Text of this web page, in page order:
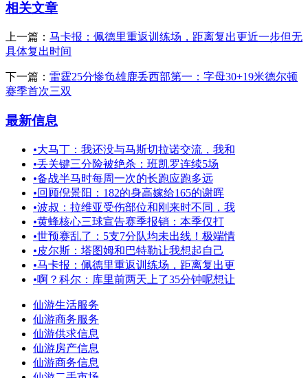
相关文章
上一篇： 马卡报：佩德里重返训练场，距离复出更近一步但无
具体复出时间
下一篇： 雷霆25分惨负雄鹿丢西部第一：字母30+19米德尔顿
赛季首次三双
最新信息
•大马丁：我还没与马斯切拉诺交流，我和
•丢关键三分险被绝杀：班凯罗连续5场
•备战半马时每周一次的长跑应跑多远
•回顾倪景阳：182的身高嫁给165的谢晖
•波叔：拉维亚受伤部位和刚来时不同，我
•黄蜂核心三球宣告赛季报销：本季仅打
•世预赛乱了：5支7分队均未出线！极端情
•皮尔斯：塔图姆和巴特勒让我想起自己
•马卡报：佩德里重返训练场，距离复出更
•啊？科尔：库里前两天上了35分钟呢想让
仙游生活服务
仙游商务服务
仙游供求信息
仙游房产信息
仙游商务信息